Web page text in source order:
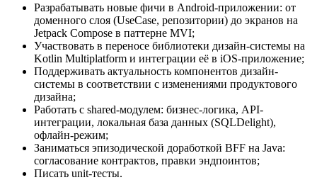
Разрабатывать новые фичи в Android-приложении: от
доменного слоя (UseCase, репозитории) до экранов на
Jetpack Compose в паттерне MVI;
Участвовать в переносе библиотеки дизайн-системы на
Kotlin Multiplatform и интеграции её в iOS-приложение;
Поддерживать актуальность компонентов дизайн-
системы в соответствии с изменениями продуктового
дизайна;
Работать с shared-модулем: бизнес-логика, API-
интеграции, локальная база данных (SQLDelight),
офлайн-режим;
Заниматься эпизодической доработкой BFF на Java:
согласование контрактов, правки эндпоинтов;
Писать unit-тесты.